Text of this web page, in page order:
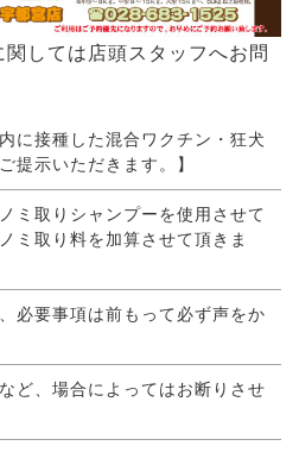
しては店頭スタッフへお問
に接種した混合ワクチン・狂犬
提示いただきます。】
ミ取りシャンプーを使用させて
ミ取り料を加算させて頂きま
必要事項は前もって必ず声をか
ど、場合によってはお断りさせ